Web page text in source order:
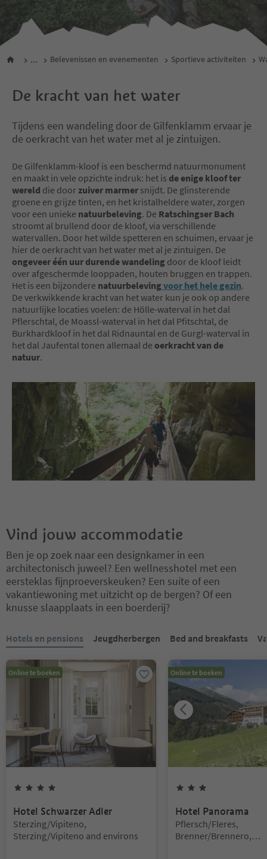
... Belevenissen en evenementen Sportieve activiteiten
De kracht van het water
Tijdens een wandeling door de Gilfenklamm ervaar je
de oerkracht van het water met al je zintuigen.
De Gilfenklamm-kloof is een beschermd natuurmonument
en maakt in vele opzichte indruk: het is de enige kloof ter
wereld die door zuiver marmer snijdt. De glinsterende
groene en grijze tinten, en het kristalheldere water, zorgen
voor een unieke natuurbeleving. De Ratschingser Bach
stroomt al brullend door de kloof, via verschillende
watervallen. Door het wilde spetteren en schuimen, ervaar je
hier de oerkracht van het water met al je zintuigen. De
ongeveer één uur durende wandeling door de kloof leidt
over afgeschermde looppaden, houten bruggen en trappen.
Het is een bijzondere natuurbeleving voor het hele gezin.
De verkwikkende kracht van het water kun je ook op andere
natuurlijke locaties voelen: de Hölle-waterval in het dal
Pflerschtal, de Moassl-waterval in het dal Pfitschtal, de
Burkhardkloof in het dal Ridnauntal en de Gurgl-waterval in
het dal Jaufental tonen allemaal de oerkracht van de
natuur.
Vind jouw accommodatie
Ben je op zoek naar een designkamer in een
architectonisch juweel? Een wellnesshotel met een
eersteklas fijnproeverskeuken? Een suite of een
vakantiewoning met uitzicht op de bergen? Of een
knusse slaapplaats in een boerderij?
Hotels en pensions Jeugdherbergen Bed and breakfasts
Online te boeken
Hotel Schwarzer Adler
Locatie:
Sterzing/Vipiteno,
Sterzing/Vipiteno and environs
Online te boeken
Hotel Panorama
Locatie:
Pflersch/Fleres,
Brenner/Brennero,